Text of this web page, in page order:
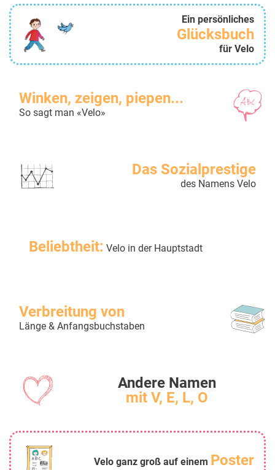
Ein persönliches
Glücksbuch
für Velo
Winken, zeigen, piepen...
So sagt man «Velo»
Das Sozialprestige
des Namens Velo
Beliebtheit: Velo in der Hauptstadt
Verbreitung von
Länge & Anfangsbuchstaben
Andere Namen
mit V, E, L, O
Velo ganz groß auf einem Poster